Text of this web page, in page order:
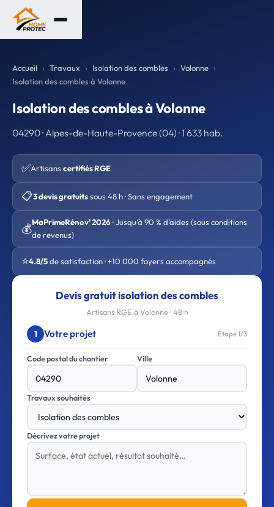
Accueil Travaux Isolation des combles
Volonne
Isolation des combles à Volonne
Isolation des combles à Volonne
04290 · Alpes-de-Haute-Provence (04) · 1 633 hab.
✅Artisans certifiés RGE
📋3 devis gratuitssous 48 h · Sans engagement
💰MaPrimeRénov' 2026· Jusqu'à 90 % d'aides (sous conditions
de revenus)
⭐4.8/5de satisfaction · +10 000 foyers accompagnés
Devis gratuit isolation des combles
Artisans RGE à Volonne · 48 h
1 Votre projet Étape 1/3
Code postal du chantier Ville
Travaux souhaités
Décrivez votre projet